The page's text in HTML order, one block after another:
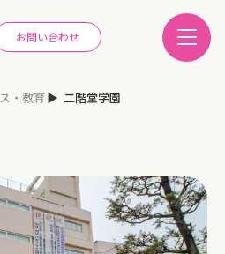
お問い合わせ
・教育 二階堂学園